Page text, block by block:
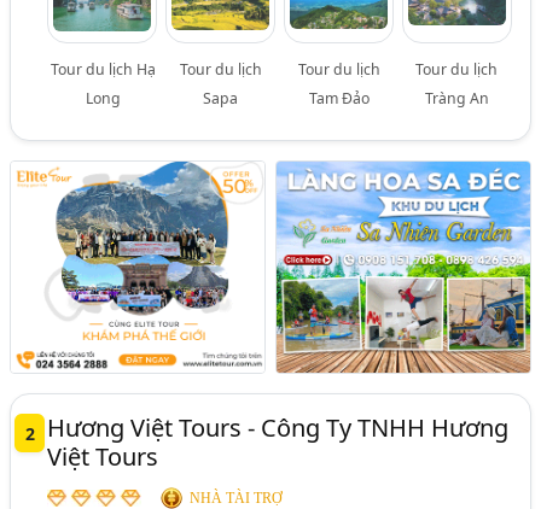
Tour du lịch Hạ
Long
Tour du lịch
Sapa
Tour du lịch
Tam Đảo
Tour du lịch
Tràng An
2
Hương Việt Tours - Công Ty TNHH Hương
Việt Tours
NHÀ TÀI TRỢ